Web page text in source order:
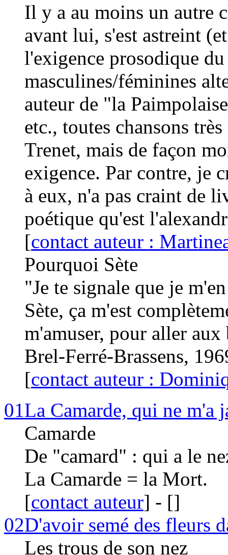
Il y a au moins un autre
avant lui, s'est astreint
l'exigence prosodique
masculines/féminines
auteur de "la
etc., toutes chansons
Trenet, mais de façon
exigence. Par contre, je
à eux, n'a pas craint de
poétique qu'est
[contact auteur :
Pourquoi Sète
"Je te signale que je
Sète, ça m'est
m'amuser, pour aller aux
Brel-Ferré-Brassens,
[contact auteur :
01La Camarde, qui ne m'a
Camarde
De "camard" : qui a le
La Camarde = la Mort.
[contact auteur] - []
02D'avoir semé des fleurs
Les trous de son nez